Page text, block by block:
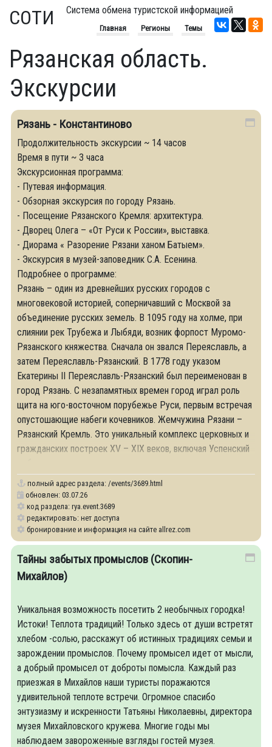
СОТИ Система обмена туристской информацией
Главная Регионы Темы
Рязанская область.
Экскурсии
Рязань - Константиново
Продолжительность экскурсии ~ 14 часов
Время в пути ~ 3 часа
Экскурсионная программа:
- Путевая информация.
- Обзорная экскурсия по городу Рязань.
- Посещение Рязанского Кремля: архитектура.
- Дворец Олега – «От Руси к России», выставка.
- Диорама « Разорение Рязани ханом Батыем».
- Экскурсия в музей-заповедник С.А. Есенина.
Подробнее о программе:
Рязань – один из древнейших русских городов с
многовековой историей, соперничавший с Москвой за
объединение русских земель. В 1095 году на холме, при
слиянии рек Трубежа и Лыбяди, возник форпост Муромо-
Рязанского княжества. Сначала он звался Переяславль, а
затем Переяславль-Рязанский. В 1778 году указом
Екатерины II Переяславль-Рязанский был переименован в
город Рязань. С незапамятных времен город играл роль
щита на юго-восточном порубежье Руси, первым встречая
опустошающие набеги кочевников. Жемчужина Рязани –
Рязанский Кремль. Это уникальный комплекс церковных и
гражданских построек XV – XIX веков, включая Успенский
полный адрес раздела: /events/3689.html
обновлен: 03.07.26
код раздела: rya.event.3689
редактировать: нет доступа
бронирование и информация на сайте allrez.com
Тайны забытых промыслов (Скопин-
Михайлов)
Уникальная возможность посетить 2 необычных городка!
Истоки! Теплота традиций! Только здесь от души встретят
хлебом -солью, расскажут об истинных традициях семьи и
зарождении промыслов. Почему промысел идет от мысли,
а добрый промысел от доброты помысла. Каждый раз
приезжая в Михайлов наши туристы поражаются
удивительной теплоте встречи. Огромное спасибо
энтузиазму и искренности Татьяны Николаевны, директора
музея Михайловского кружева. Многие годы мы
наблюдаем завороженные взгляды гостей музея.